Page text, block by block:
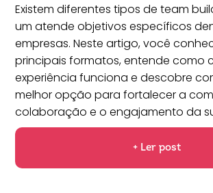
Existem diferentes tipos de team
um atende objetivos específicos
empresas. Neste artigo, você
principais formatos, entende como
experiência funciona e descobre
melhor opção para fortalecer a
colaboração e o engajamento da
+ Ler post